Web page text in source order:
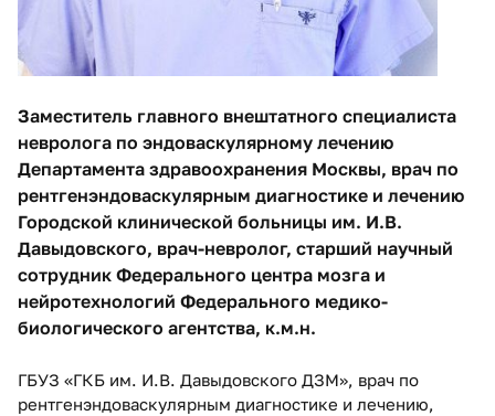
Заместитель главного внештатного специалиста
невролога по эндоваскулярному лечению
Департамента здравоохранения Москвы, врач по
рентгенэндоваскулярным диагностике и лечению
Городской клинической больницы им. И.В.
Давыдовского, врач-невролог, старший научный
сотрудник Федерального центра мозга и
нейротехнологий Федерального медико-
биологического агентства, к.м.н.
ГБУЗ «ГКБ им. И.В. Давыдовского ДЗМ», врач по
рентгенэндоваскулярным диагностике и лечению,